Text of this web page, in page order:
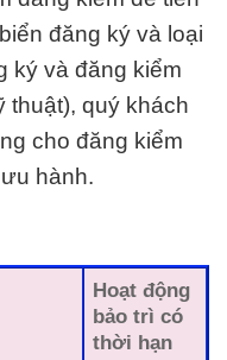
đăng ký và loại
ký và đăng kiểm
thuật), quý khách
cho đăng kiểm
hành.
Hoạt động
bảo trì có
thời hạn